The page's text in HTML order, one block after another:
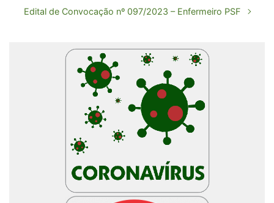
Edital de Convocação nº 097/2023 – Enfermeiro PSF